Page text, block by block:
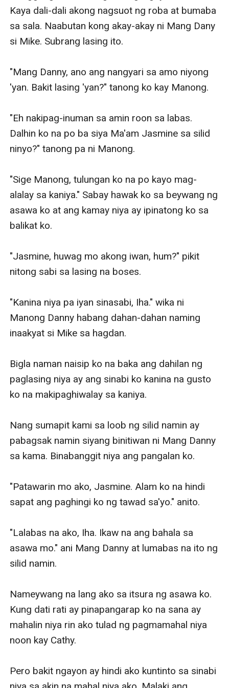
Kaya dali-dali akong nagsuot ng roba at bumaba
sa sala. Naabutan kong akay-akay ni Mang Dany
si Mike. Subrang lasing ito.
"Mang Danny, ano ang nangyari sa amo niyong
'yan. Bakit lasing 'yan?" tanong ko kay Manong.
"Eh nakipag-inuman sa amin roon sa labas.
Dalhin ko na po ba siya Ma'am Jasmine sa silid
ninyo?" tanong pa ni Manong.
"Sige Manong, tulungan ko na po kayo mag-
alalay sa kaniya." Sabay hawak ko sa beywang ng
asawa ko at ang kamay niya ay ipinatong ko sa
balikat ko.
"Jasmine, huwag mo akong iwan, hum?" pikit
nitong sabi sa lasing na boses.
"Kanina niya pa iyan sinasabi, Iha." wika ni
Manong Danny habang dahan-dahan naming
inaakyat si Mike sa hagdan.
Bigla naman naisip ko na baka ang dahilan ng
paglasing niya ay ang sinabi ko kanina na gusto
ko na makipaghiwalay sa kaniya.
Nang sumapit kami sa loob ng silid namin ay
pabagsak namin siyang binitiwan ni Mang Danny
sa kama. Binabanggit niya ang pangalan ko.
"Patawarin mo ako, Jasmine. Alam ko na hindi
sapat ang paghingi ko ng tawad sa'yo." anito.
"Lalabas na ako, Iha. Ikaw na ang bahala sa
asawa mo." ani Mang Danny at lumabas na ito ng
silid namin.
Nameywang na lang ako sa itsura ng asawa ko.
Kung dati rati ay pinapangarap ko na sana ay
mahalin niya rin ako tulad ng pagmamahal niya
noon kay Cathy.
Pero bakit ngayon ay hindi ako kuntinto sa sinabi